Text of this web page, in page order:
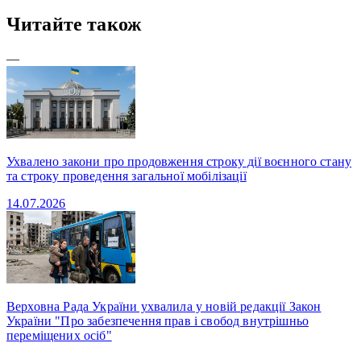
Читайте також
—
Ухвалено закони про продовження строку дії воєнного стану
та строку проведення загальної мобілізації
14.07.2026
Верховна Рада України ухвалила у новій редакції Закон
України "Про забезпечення прав і свобод внутрішньо
переміщених осіб"